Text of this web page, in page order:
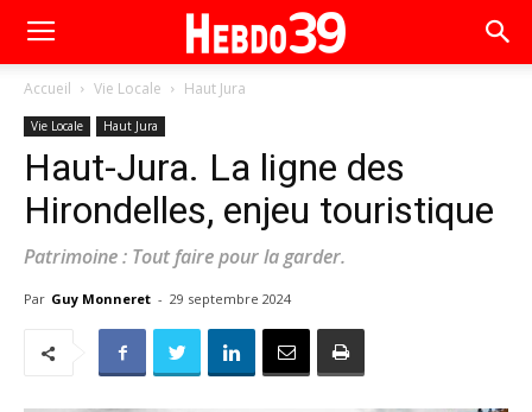
Accueil Vie Locale Haut Jura
Vie Locale Haut Jura
Haut-Jura. La ligne des
Hirondelles, enjeu touristique
Patrimoine : Tout faire pour la garder.
Par Guy Monneret - 29 septembre 2024